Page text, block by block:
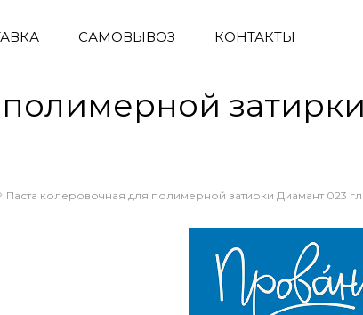
САМОВЫВОЗ КОНТАКТЫ
затирки
Паста колеровочная для полимерной затирки Диамант 023